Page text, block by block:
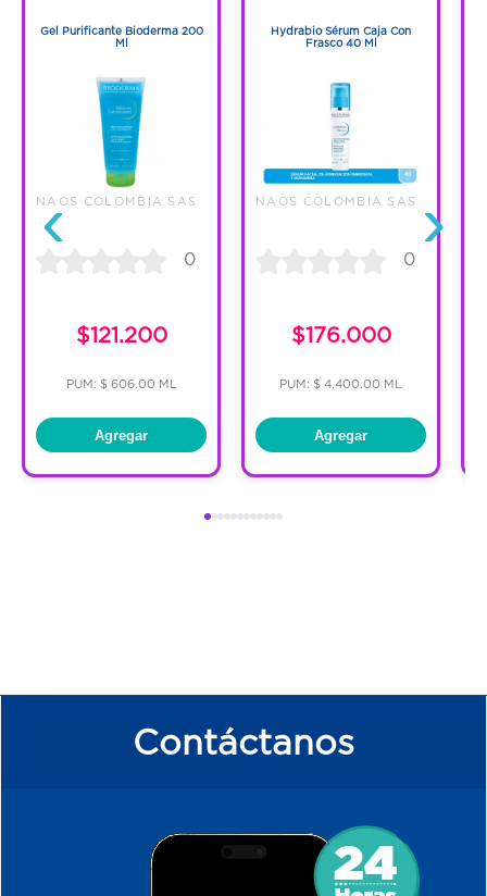
‹
Gel Purificante Bioderma 200
Ml
NAOS COLOMBIA SAS
0
$121.200
PUM: $ 606.00 ML
Agregar
Hydrabio Sérum Caja Con
Frasco 40 Ml
NAOS COLOMBIA SAS
0
$176.000
PUM: $ 4,400.00 ML
Agregar
›
Contáctanos